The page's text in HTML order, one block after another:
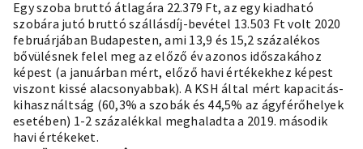
Egy szoba bruttó átlagára 22.379 Ft, az egy kiadható
szobára jutó bruttó szállásdíj-bevétel 13.503 Ft volt 2020
februárjában Budapesten, ami 13,9 és 15,2 százalékos
bővülésnek felel meg az előző év azonos időszakához
képest (a januárban mért, előző havi értékekhez képest
viszont kissé alacsonyabbak). A KSH által mért kapacitás-
kihasználtság (60,3% a szobák és 44,5% az ágyférőhelyek
esetében) 1-2 százalékkal meghaladta a 2019. második
havi értékeket.